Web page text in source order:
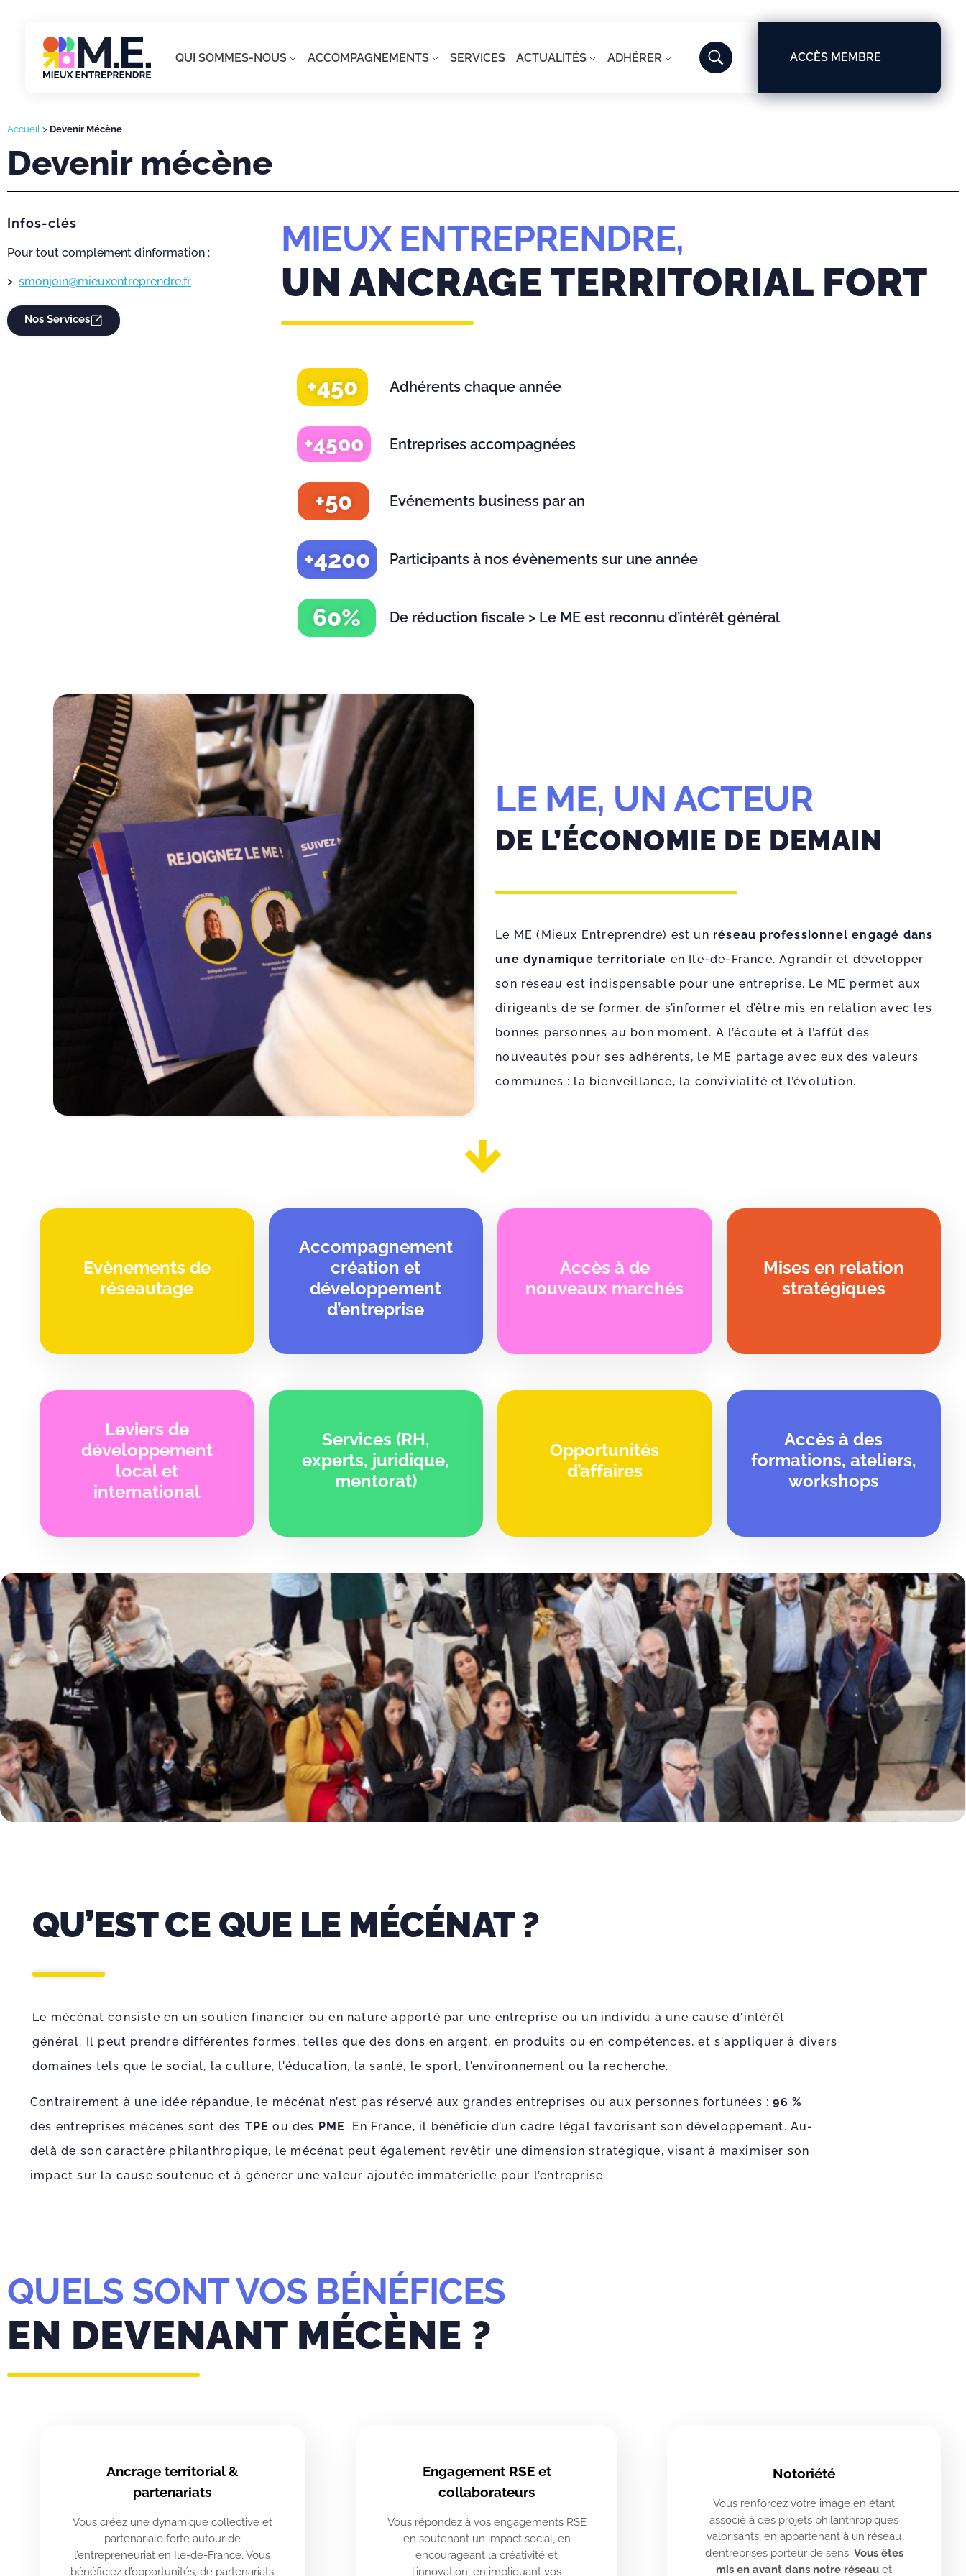
QUI SOMMES-NOUS ACCOMPAGNEMENTS SERVICES ACTUALITÉS ADHÉRER ACCÈS MEMBRE
Accueil > Devenir Mécène
Devenir mécène
Infos-clés
Pour tout complément d’information :
> smonjoin@mieuxentreprendre.fr
Nos Services
MIEUX ENTREPRENDRE,
UN ANCRAGE TERRITORIAL FORT
+450 Adhérents chaque année
+4500 Entreprises accompagnées
+50 Evénements business par an
+4200 Participants à nos évènements sur une année
60% De réduction fiscale > Le ME est reconnu d’intérêt général
LE ME, UN ACTEUR
DE L’ÉCONOMIE DE DEMAIN
Le ME (Mieux Entreprendre) est un réseau professionnel engagé dans
une dynamique territoriale en Ile-de-France. Agrandir et développer
son réseau est indispensable pour une entreprise. Le ME permet aux
dirigeants de se former, de s’informer et d’être mis en relation avec les
bonnes personnes au bon moment. A l’écoute et à l’affût des
nouveautés pour ses adhérents, le ME partage avec eux des valeurs
communes : la bienveillance, la convivialité et l’évolution.
Evènements de
réseautage
Accompagnement
création et
développement
d’entreprise
Accès à de
nouveaux marchés
Mises en relation
stratégiques
Leviers de
développement
local et
international
Services (RH,
experts, juridique,
mentorat)
Opportunités
d’affaires
Accès à des
formations, ateliers,
workshops
QU’EST CE QUE LE MÉCÉNAT ?
Le mécénat consiste en un soutien financier ou en nature apporté par une entreprise ou un individu à une cause d'intérêt
général. Il peut prendre différentes formes, telles que des dons en argent, en produits ou en compétences, et s'appliquer à divers
domaines tels que le social, la culture, l'éducation, la santé, le sport, l'environnement ou la recherche.
Contrairement à une idée répandue, le mécénat n’est pas réservé aux grandes entreprises ou aux personnes fortunées :96 %
des entreprises mécènes sont des TPEou des PME. En France, il bénéficie d’un cadre légal favorisant son développement. Au-
delà de son caractère philanthropique, le mécénat peut également revêtir une dimension stratégique, visant à maximiser son
impact sur la cause soutenue et à générer une valeur ajoutée immatérielle pour l’entreprise.
QUELS SONT VOS BÉNÉFICES
EN DEVENANT MÉCÈNE ?
Ancrage territorial &
partenariats
Vous créez une dynamique collective et
partenariale forte autour de
l’entrepreneuriat en Ile-de-France. Vous
bénéficiez d’opportunités, de partenariats
Engagement RSE et
collaborateurs
Vous répondez à vos engagements RSE
en soutenant un impact social, en
encourageant la créativité et
l’innovation, en impliquant vos
Notoriété
Vous renforcez votre image en étant
associé à des projets philanthropiques
valorisants, en appartenant à un réseau
d’entreprises porteur de sens. Vous êtes
mis en avant dans notre réseau et